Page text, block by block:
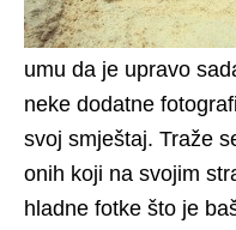
umu da je upravo
neke dodatne
svoj smještaj. Traže
onih koji na svojim
hladne fotke što je